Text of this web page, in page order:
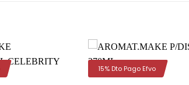
15% Dto Pago Efvo